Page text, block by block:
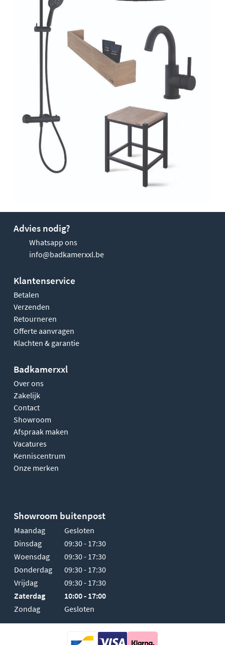
Advies nodig?
Whatsapp ons
info@badkamerxxl.be
Klantenservice
Betalen
Verzenden
Retourneren
Offerte aanvragen
Klachten & garantie
Badkamerxxl
Over ons
Zakelijk
Contact
Showroom
Afspraak maken
Vacatures
Kenniscentrum
Onze merken
Showroom buitenpost
Maandag
Gesloten
Dinsdag
09:30 - 17:30
Woensdag
09:30 - 17:30
Donderdag
09:30 - 17:30
Vrijdag
09:30 - 17:30
Zaterdag
10:00 - 17:00
Zondag
Gesloten